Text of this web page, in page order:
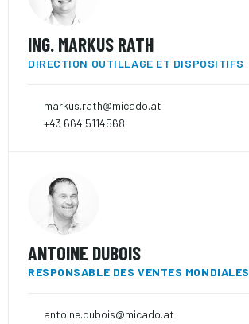
ING. MARKUS RATH
DIRECTION OUTILLAGE ET DISPOSITIFS
markus.rath@micado.at
+43 664 5114568
ANTOINE DUBOIS
RESPONSABLE DES VENTES MONDIALES
antoine.dubois@micado.at